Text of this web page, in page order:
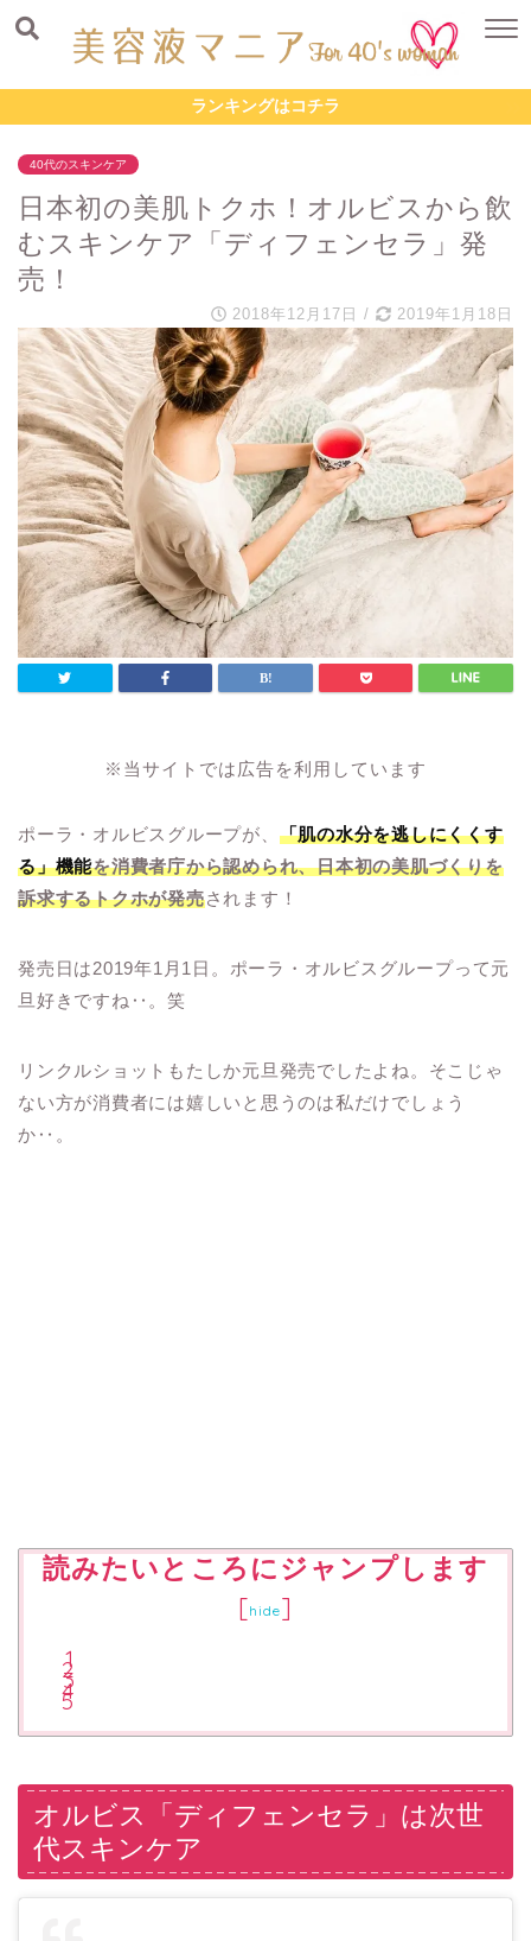
ランキングはコチラ
40代のスキンケア
日本初の美肌トクホ！オルビスから飲
むスキンケア「ディフェンセラ」発
売！
2018年12月17日 / 2019年1月18日
※当サイトでは広告を利用しています
ポーラ・オルビスグループが、 「肌の水分を逃しにくくす
る」機能を消費者庁から認められ、日本初の美肌づくりを
訴求するトクホが発売されます！
発売日は2019年1月1日。ポーラ・オルビスグループって元
旦好きですね‥。笑
リンクルショットもたしか元旦発売でしたよね。そこじゃ
ない方が消費者には嬉しいと思うのは私だけでしょう
か‥。
読みたいところにジャンプします
[hide]
オルビス「ディフェンセラ」は次世
代スキンケア